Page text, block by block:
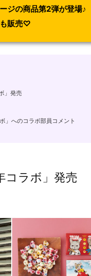
ジの商品第2弾が登場♪
も販売♡
」発売
」へのコラボ部員コメント
コラボ」発売